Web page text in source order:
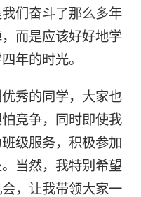
们奋斗了那么多年
而是应该好好地学
年的时光。
秀的同学，大家也
竞争，同时即使我
级服务，积极参加
当然，我特别希望
，让我带领大家一